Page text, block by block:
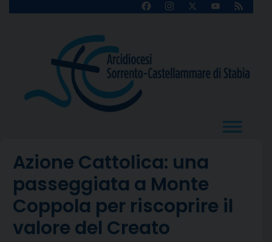
FacebookInstagram
X
YouTube
Feed
Azione Cattolica: una
passeggiata a Monte
Coppola per riscoprire il
valore del Creato